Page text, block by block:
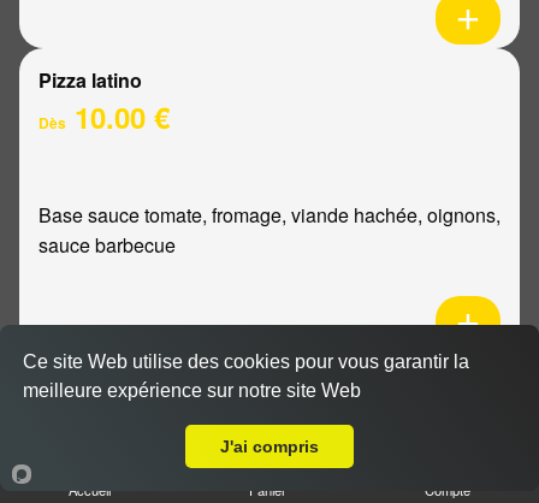
Pizza latino
Dès 10.00 €
Base sauce tomate, fromage, viande hachée, oignons,
sauce barbecue
Pizza mexicaine
Accueil Panier Compte
Ce site Web utilise des cookies pour vous garantir la
meilleure expérience sur notre site Web
J'ai compris